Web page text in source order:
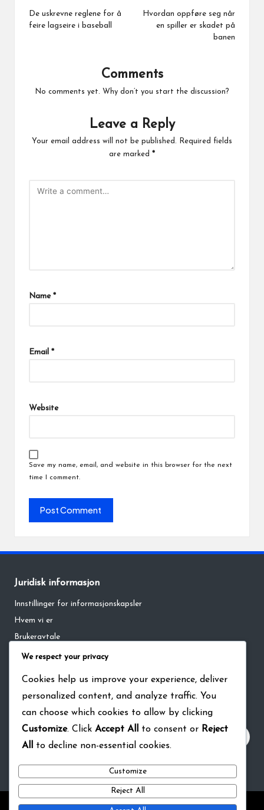
navigation
De uskrevne reglene for å
feire lagseire i baseball
Hvordan oppføre seg når
en spiller er skadet på
banen
Comments
No comments yet. Why don’t you start the discussion?
Leave a Reply
Your email address will not be published.
Required fields
are marked *
Name *
Email *
Website
Save my name, email, and website in this browser for the next
time I comment.
Juridisk informasjon
Innstillinger for informasjonskapsler
Hvem vi er
Brukeravtale
Personvernerklæring
Søk
We respect your privacy
Cookies help us improve your experience, deliver
personalized content, and analyze traffic. You
can choose which cookies to allow by clicking
Customize. Click Accept All to consent or Reject
All
to decline non-essential cookies.
Customize
Reject All